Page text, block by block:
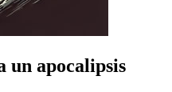
un apocalipsis